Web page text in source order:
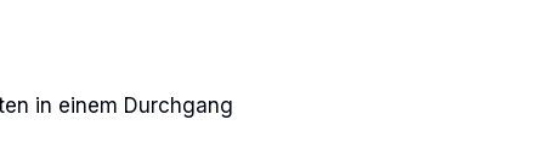
in einem Durchgang